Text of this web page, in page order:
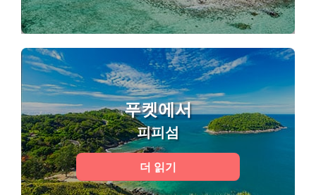
푸켓에서
피피섬
더 읽기